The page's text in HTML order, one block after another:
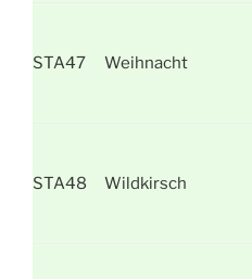
STA47 Weihnacht
STA48 Wildkirsch